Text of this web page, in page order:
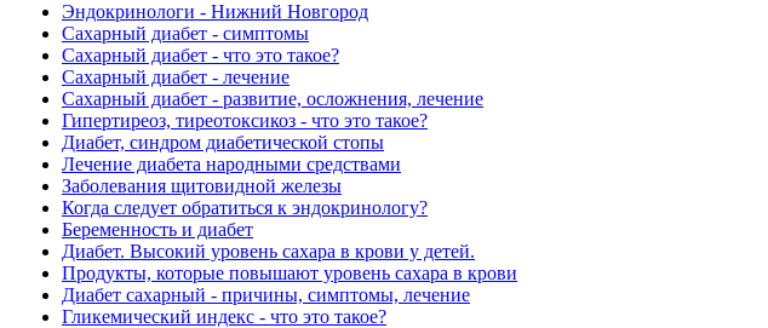
Эндокринологи - Нижний Новгород
Сахарный диабет - симптомы
Сахарный диабет - что это такое?
Сахарный диабет - лечение
Сахарный диабет - развитие, осложнения, лечение
Гипертиреоз, тиреотоксикоз - что это такое?
Диабет, синдром диабетической стопы
Лечение диабета народными средствами
Заболевания щитовидной железы
Когда следует обратиться к эндокринологу?
Беременность и диабет
Диабет. Высокий уровень сахара в крови у детей.
Продукты, которые повышают уровень сахара в крови
Диабет сахарный - причины, симптомы, лечение
Гликемический индекс - что это такое?